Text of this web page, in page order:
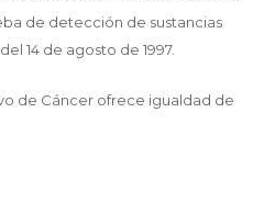
de detección de sustancias
14 de agosto de 1997.
de Cáncer ofrece igualdad de